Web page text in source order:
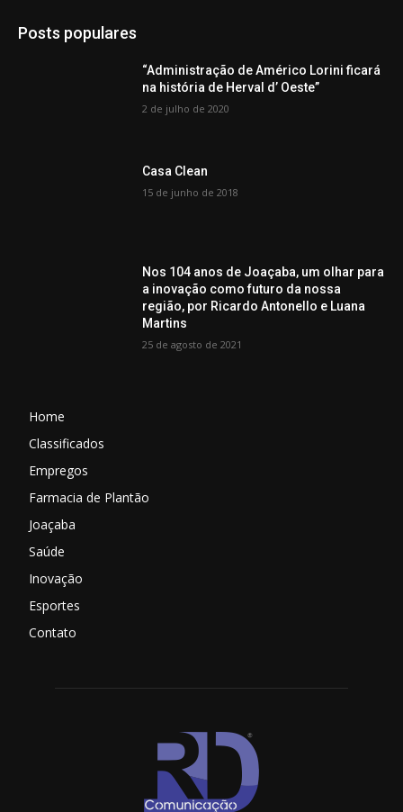
Posts populares
“Administração de Américo Lorini ficará
na história de Herval d’ Oeste”
2 de julho de 2020
Casa Clean
15 de junho de 2018
Nos 104 anos de Joaçaba, um olhar para
a inovação como futuro da nossa
região, por Ricardo Antonello e Luana
Martins
25 de agosto de 2021
Home
Classificados
Empregos
Farmacia de Plantão
Joaçaba
Saúde
Inovação
Esportes
Contato